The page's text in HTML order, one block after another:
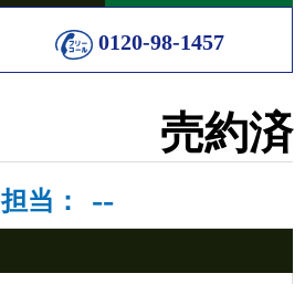
0120-98-1457
売約済
担当： --